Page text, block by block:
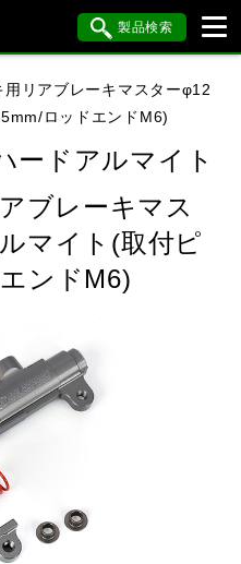
製品検索
検索 品番検索
SUZUKI
DUCATI
KTM MV AGUSTA
る
用リアブレーキマスターφ12
ロッドエンドM6)
ードアルマイト
ブレーキマス
マイト(取付ピ
ンドM6)